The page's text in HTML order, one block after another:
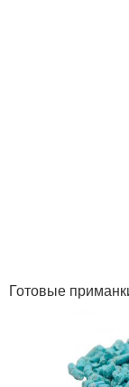
Готовые